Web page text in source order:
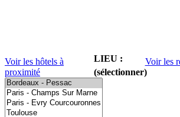
Voir les hôtels à
proximité
Voir les
LIEU :
(sélectionner)